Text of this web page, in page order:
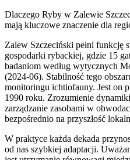
Dlaczego Ryby w Zalewie
mają kluczowe znaczenie dla
Zalew Szczeciński pełni funkcję
gospodarki rybackiej, gdzie 15
badaniom według wytycznych
(2024-06). Stabilność tego
monitoringu ichtiofauny. Jest on
1990 roku. Zrozumienie
zarządzanie zasobami w
bezpośrednio na przyszłość
W praktyce każda dekada
od nas szybkiej adaptacji.